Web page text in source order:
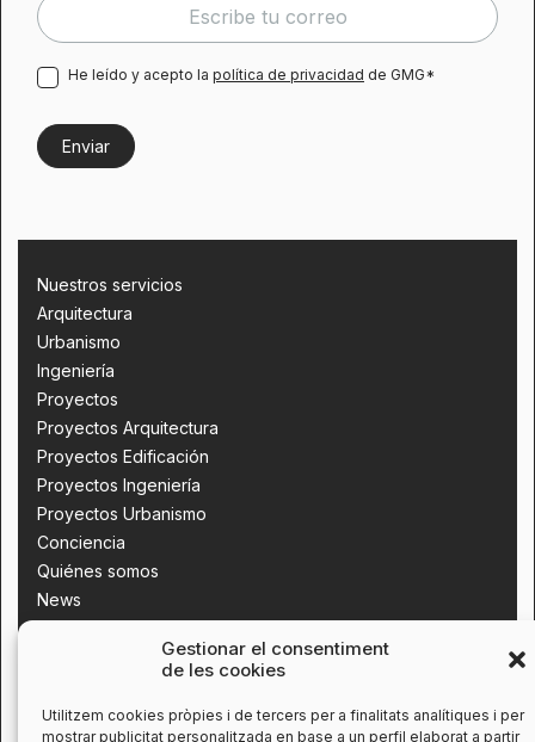
Gestionar el consentiment
de les cookies
Utilitzem cookies pròpies i de tercers per a finalitats analítiques i per
mostrar publicitat personalitzada en base a un perfil elaborat a partir
He leído y acepto la política de privacidad de GMG*
Nuestros servicios
Arquitectura
Urbanismo
Ingeniería
Proyectos
Proyectos Arquitectura
Proyectos Edificación
Proyectos Ingeniería
Proyectos Urbanismo
Conciencia
Quiénes somos
News